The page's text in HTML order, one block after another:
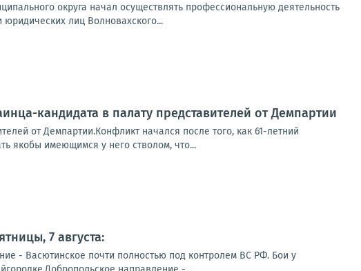
округа начал осуществлять профессиональную деятельность
лиц Волновахского...
кандидата в палату представителей от Демпартии
от Демпартии.Конфликт начался после того, как 61-летний
якобы имеющимся у него стволом, что...
7 августа:
- Васютинское почти полностью под контролем ВС РФ. Бои у